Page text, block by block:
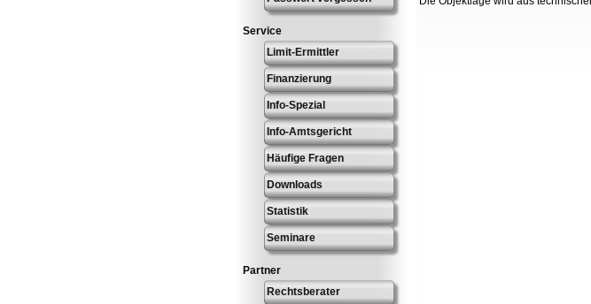
Service
Limit-Ermittler
Finanzierung
Info-Spezial
Info-Amtsgericht
Häufige Fragen
Downloads
Statistik
Seminare
Partner
Rechtsberater